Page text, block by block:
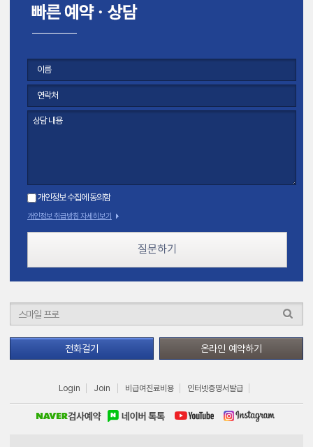
개인정보 수집에 동의함
개인정보 취급방침 자세히보기
질문하기
전화걸기 온라인 예약하기
Login Join 비급여진료비용 인터넷증명서발급